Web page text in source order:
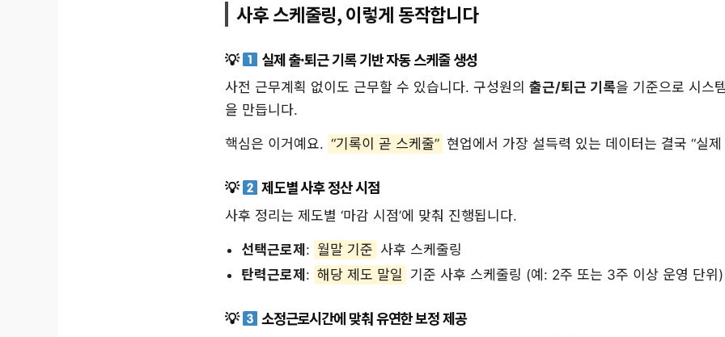
사후 스케줄링, 이렇게 동작합니다
실제 출·퇴근 기록 기반 자동 스케줄 생성
사전 근무계획 없이도 근무할 수 있습니다. 구성원의 출근/퇴근 기록을 기준으로 시스
을 만듭니다.
핵심은 이거예요. “기록이 곧 스케줄” 현업에서 가장 설득력 있는 데이터는 결국 “실
제도별 사후 정산 시점
사후 정리는 제도별 ‘마감 시점’에 맞춰 진행됩니다.
선택근로제 : 월말 기준 사후 스케줄링
탄력근로제 : 해당 제도 말일 기준 사후 스케줄링 (예: 2주 또는 3주 이상 운영 단위)
소정근로시간에 맞춰 유연한 보정 제공